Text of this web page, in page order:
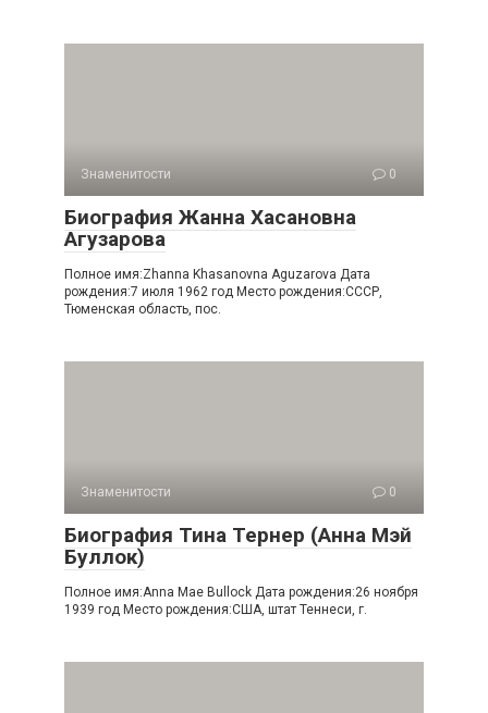
Знаменитости 0
Биография Жанна Хасановна
Агузарова
Полное имя:Zhanna Khasanovna Aguzarova Дата
рождения:7 июля 1962 год Место рождения:СССР,
Тюменская область, пос.
Знаменитости 0
Биография Тина Тернер (Анна Мэй
Буллок)
Полное имя:Anna Mae Bullock Дата рождения:26 ноября
1939 год Место рождения:США, штат Теннеси, г.